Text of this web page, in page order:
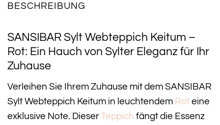
BESCHREIBUNG
SANSIBAR Sylt Webteppich Keitum –
Rot: Ein Hauch von Sylter Eleganz für Ihr
Zuhause
Verleihen Sie Ihrem Zuhause mit dem SANSIBAR
Sylt Webteppich Keitum in leuchtendem Rot eine
exklusive Note. Dieser Teppich fängt die Essenz